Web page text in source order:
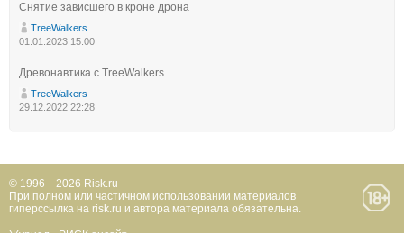
Снятие зависшего в кроне дрона
TreeWalkers
01.01.2023 15:00
Древонавтика с TreeWalkers
TreeWalkers
29.12.2022 22:28
© 1996—2026 Risk.ru
При полном или частичном использовании материалов
гиперссылка на risk.ru и автора материала обязательна.